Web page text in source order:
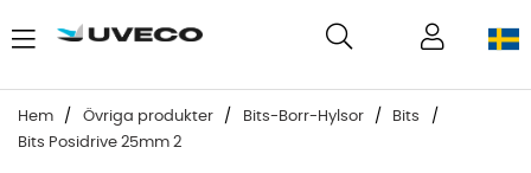
Hem Övriga produkter Bits-Borr-Hylsor
Bits
Bits Posidrive 25mm 2